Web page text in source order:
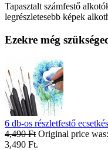
Tapasztalt számfestő
legrészletesebb képek
Ezekre még
6 db-os részletfestő
4,490Ft Original price
3,490 Ft.